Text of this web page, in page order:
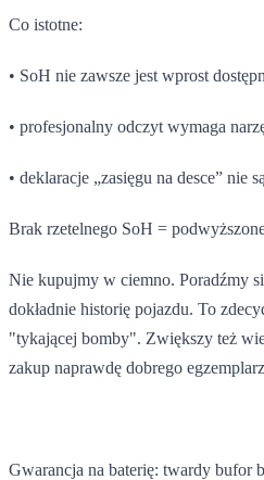
Co istotne:
• SoH nie zawsze jest wprost
• profesjonalny odczyt wymaga
• deklaracje „zasięgu na desce” nie
Brak rzetelnego SoH =
Nie kupujmy w ciemno. Poradźmy
dokładnie historię pojazdu. To
"tykającej bomby". Zwiększy też
zakup naprawdę dobrego
Gwarancja na baterię: twardy bufor